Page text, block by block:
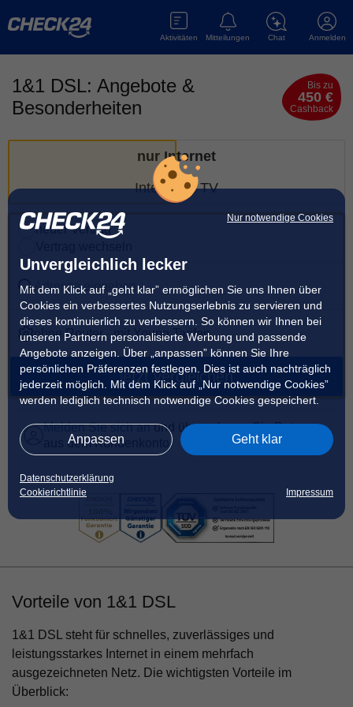
Nur notwendige Cookies
Unvergleichlich lecker
Mit dem Klick auf „geht klar” ermöglichen Sie uns Ihnen über
Cookies ein verbessertes Nutzungserlebnis zu servieren und
dieses kontinuierlich zu verbessern. So können wir Ihnen bei
unseren Partnern personalisierte Werbung und passende
Angebote anzeigen. Über „anpassen” können Sie Ihre
persönlichen Präferenzen festlegen. Dies ist auch nachträglich
jederzeit möglich. Mit dem Klick auf „Nur notwendige Cookies”
werden lediglich technisch notwendige Cookies gespeichert.
Anpassen Geht klar
Datenschutzerklärung
Cookierichtlinie
Impressum
Anmelden
Chat
Mitteilungen
Aktivitäten
1&1 DSL: Angebote &
Besonderheiten
Bis zu
450 €
Cashback
nur Internet
Internet & TV
neuer Vertrag
Adresse eingeben
ohne Router · mit Young Tarifen
jetzt vergleichen
Melden Sie sich anund übernehmen Sie Daten
aus dem Kundenkonto.
Vorteile von 1&1 DSL
1&1 DSL steht für schnelles, zuverlässiges und
leistungsstarkes Internet in einem mehrfach
ausgezeichneten Netz. Die wichtigsten Vorteile im
Überblick: